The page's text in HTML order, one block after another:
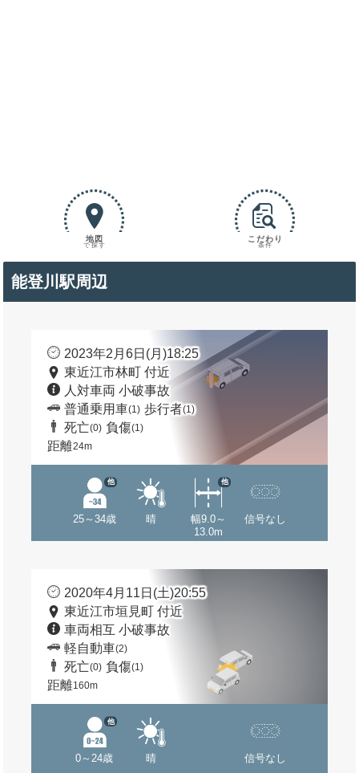
地図
で探す
こだわり
条件
能登川駅周辺
2023年2月6日(月)18:25
東近江市林町 付近
人対車両 小破事故
普通乗用車(1) 歩行者(1)
死亡(0) 負傷(1)
距離24m
25～34歳
他
晴
幅9.0～
13.0m
他
信号なし
2020年4月11日(土)20:55
東近江市垣見町 付近
車両相互 小破事故
軽自動車(2)
死亡(0) 負傷(1)
距離160m
0～24歳
他
晴 信号なし